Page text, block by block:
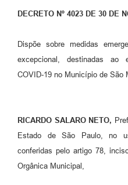
DECRETO Nº 4023 DE 30 DE
Dispõe sobre medidas
excepcional, destinadas ao
COVID-19 no Município de São
RICARDO SALARO NETO,
Estado de São Paulo, no
conferidas pelo artigo 78,
Orgânica Municipal,